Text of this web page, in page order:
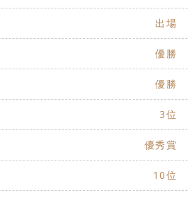
出場
優勝
優勝
3位
優秀賞
10位